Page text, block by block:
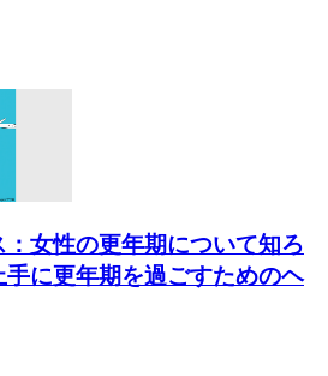
女性の更年期について知ろ
手に更年期を過ごすためのヘ